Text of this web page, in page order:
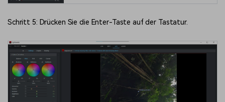
Schritt 5: Drücken Sie die Enter-Taste auf der Tastatur.